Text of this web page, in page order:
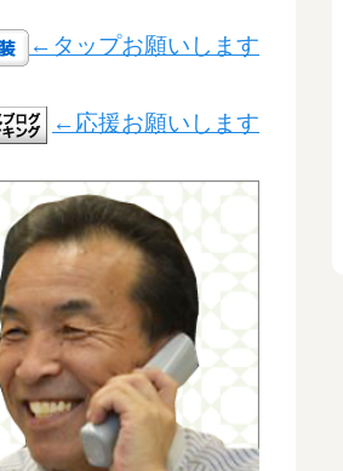
←タップお願いします
←応援お願いします